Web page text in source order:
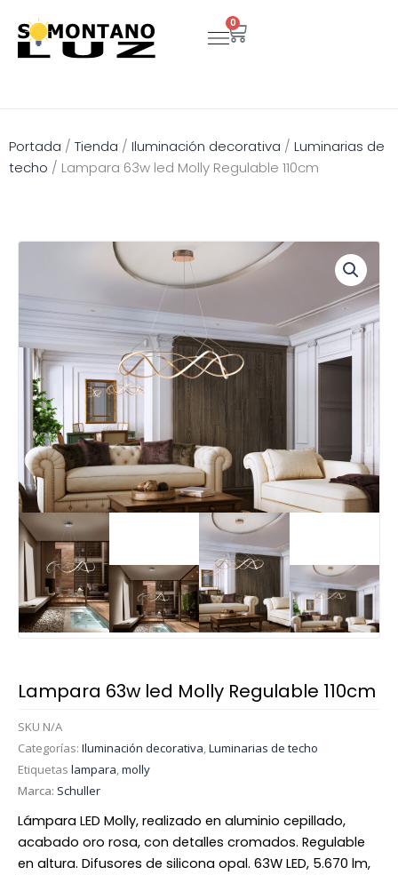
contenido
0
Carrito
Portada / Tienda / Iluminación decorativa / Luminarias de
techo / Lampara 63w led Molly Regulable 110cm
Lampara 63w led Molly Regulable 110cm
SKU N/A
Categorías: Iluminación decorativa,Luminarias de techo
Etiquetas lampara,molly
Marca: Schuller
Lámpara LED Molly, realizado en aluminio cepillado,
acabado oro rosa, con detalles cromados. Regulable
en altura. Difusores de silicona opal. 63W LED, 5.670 lm,